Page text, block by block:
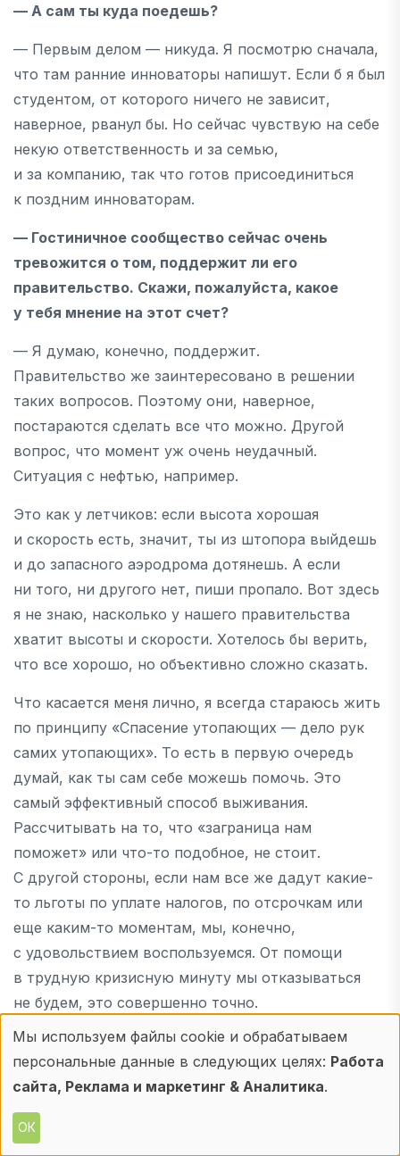
— А сам ты куда поедешь?
— Первым делом — никуда. Я посмотрю сначала,
что там ранние инноваторы напишут. Если б я был
студентом, от которого ничего не зависит,
наверное, рванул бы. Но сейчас чувствую на себе
некую ответственность и за семью,
и за компанию, так что готов присоединиться
к поздним инноваторам.
— Гостиничное сообщество сейчас очень
тревожится о том, поддержит ли его
правительство. Скажи, пожалуйста, какое
у тебя мнение на этот счет?
— Я думаю, конечно, поддержит.
Правительство же заинтересовано в решении
таких вопросов. Поэтому они, наверное,
постараются сделать все что можно. Другой
вопрос, что момент уж очень неудачный.
Ситуация с нефтью, например.
Это как у летчиков: если высота хорошая
и скорость есть, значит, ты из штопора выйдешь
и до запасного аэродрома дотянешь. А если
ни того, ни другого нет, пиши пропало. Вот здесь
я не знаю, насколько у нашего правительства
хватит высоты и скорости. Хотелось бы верить,
что все хорошо, но объективно сложно сказать.
Что касается меня лично, я всегда стараюсь жить
по принципу «Спасение утопающих — дело рук
самих утопающих». То есть в первую очередь
думай, как ты сам себе можешь помочь. Это
самый эффективный способ выживания.
Рассчитывать на то, что «заграница нам
поможет» или что-то подобное, не стоит.
С другой стороны, если нам все же дадут какие-
то льготы по уплате налогов, по отсрочкам или
еще каким-то моментам, мы, конечно,
с удовольствием воспользуемся. От помощи
в трудную кризисную минуту мы отказываться
не будем, это совершенно точно.
Источник:
Использование
персональных
данных
Мы используем файлы cookie и обрабатываем
персональные данные в следующих целях: Работа
сайта, Реклама и маркетинг & Аналитика.
ОК